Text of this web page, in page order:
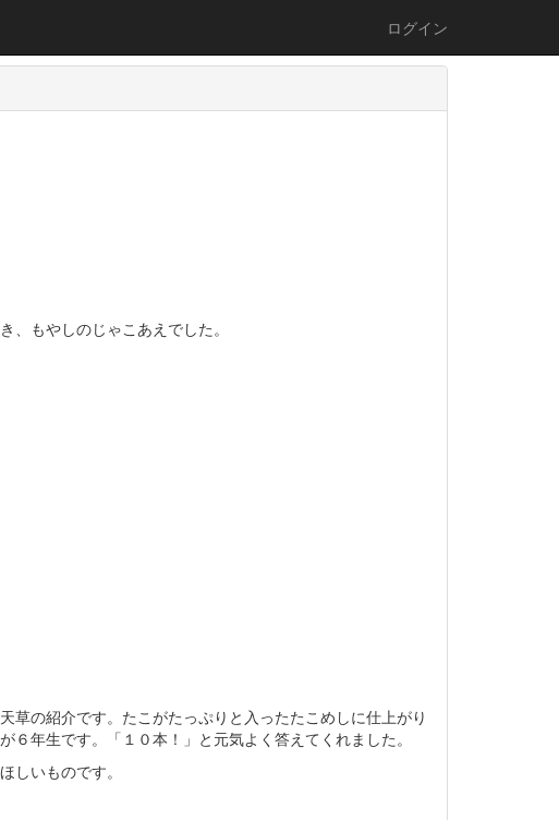
ログイン
もやしのじゃこあえでした。
草の紹介です。たこがたっぷりと入ったたこめしに仕上がり
年生です。「１０本！」と元気よく答えてくれました。
しいものです。